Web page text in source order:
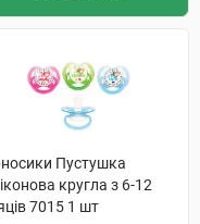
Пустушка
кругла з 6-12
7015 1 шт